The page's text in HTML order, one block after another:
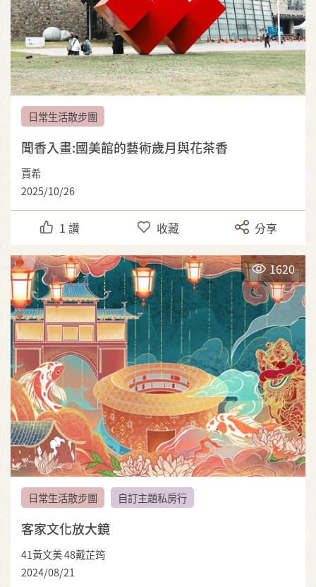
日常生活散步團
聞香入畫:國美館的藝術歲月與花茶香
賈希
2025/10/26
1 讚 收藏 分享
1620
日常生活散步團 自訂主題私房行
客家文化放大鏡
41黃文美 48戴芷筠
2024/08/21